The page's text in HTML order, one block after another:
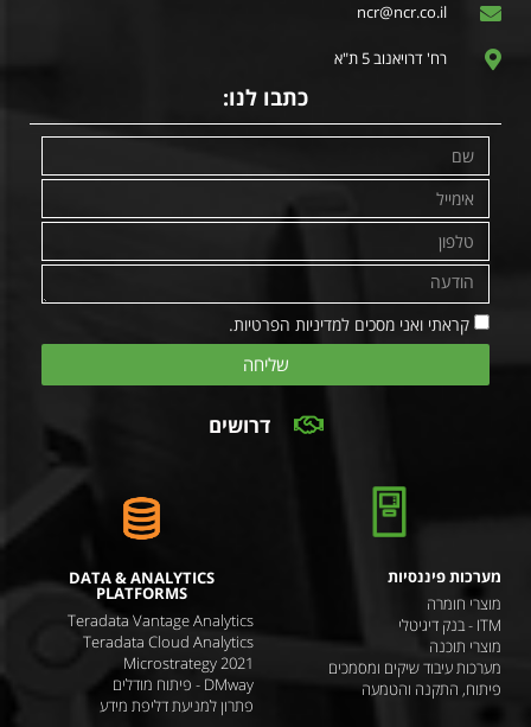
ncr@ncr.co.il
רח' דרויאנוב 5 ת"א
כתבו לנו:
קראתי ואני מסכים למדיניות הפרטיות.
שליחה
דרושים
מערכות פיננסיות
מוצרי חומרה
ITM - בנק דיגיטלי
מוצרי תוכנה
מערכות עיבוד שיקים ומסמכים
פיתוח, התקנה והטמעה
DATA & ANALYTICS
PLATFORMS
Teradata Vantage Analytics
Teradata Cloud Analytics
Microstrategy 2021
DMway - פיתוח מודלים
פתרון למניעת דליפת מידע